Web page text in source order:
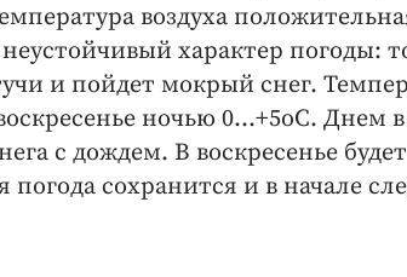
воздуха
характер погоды:
и пойдет мокрый снег.
ночью 0…+5оС. Днем
с дождем. В воскресенье
погода сохранится и в начале